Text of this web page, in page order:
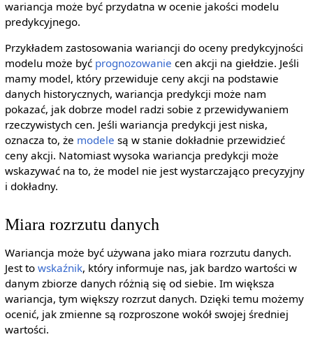
wariancja może być przydatna w ocenie jakości modelu
predykcyjnego.
Przykładem zastosowania wariancji do oceny predykcyjności
modelu może być prognozowanie cen akcji na giełdzie. Jeśli
mamy model, który przewiduje ceny akcji na podstawie
danych historycznych, wariancja predykcji może nam
pokazać, jak dobrze model radzi sobie z przewidywaniem
rzeczywistych cen. Jeśli wariancja predykcji jest niska,
oznacza to, że modele są w stanie dokładnie przewidzieć
ceny akcji. Natomiast wysoka wariancja predykcji może
wskazywać na to, że model nie jest wystarczająco precyzyjny
i dokładny.
Miara rozrzutu danych
Wariancja może być używana jako miara rozrzutu danych.
Jest to wskaźnik, który informuje nas, jak bardzo wartości w
danym zbiorze danych różnią się od siebie. Im większa
wariancja, tym większy rozrzut danych. Dzięki temu możemy
ocenić, jak zmienne są rozproszone wokół swojej średniej
wartości.